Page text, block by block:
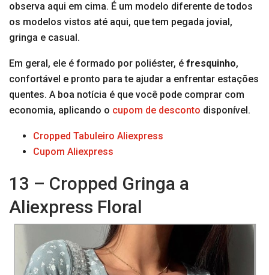
observa aqui em cima. É um modelo diferente de todos
os modelos vistos até aqui, que tem pegada jovial,
gringa e casual.
Em geral, ele é formado por poliéster, é fresquinho,
confortável e pronto para te ajudar a enfrentar estações
quentes. A boa notícia é que você pode comprar com
economia, aplicando o cupom de desconto disponível.
Cropped Tabuleiro Aliexpress
Cupom Aliexpress
13 – Cropped Gringa a
Aliexpress Floral